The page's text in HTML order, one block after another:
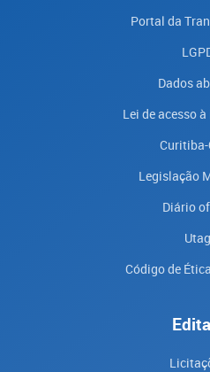
Portal da
Dados
Lei de acesso
Curitiba-
Legislação
Diário
Utag
Código de